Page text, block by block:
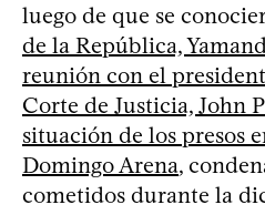
luego de que se
de la República,
reunión con el
Corte de Justicia, John
situación de los presos
Domingo Arena,
cometidos durante la